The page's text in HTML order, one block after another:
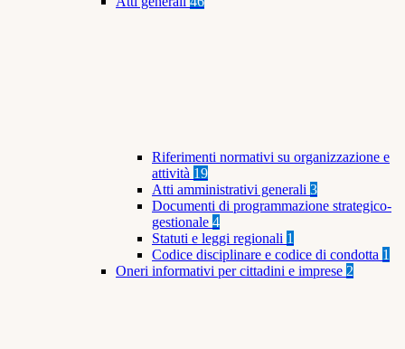
Riferimenti normativi su organizzazione e
attività 19
Atti amministrativi generali 3
Documenti di programmazione strategico-
gestionale 4
Statuti e leggi regionali 1
Codice disciplinare e codice di condotta 1
Oneri informativi per cittadini e imprese 2